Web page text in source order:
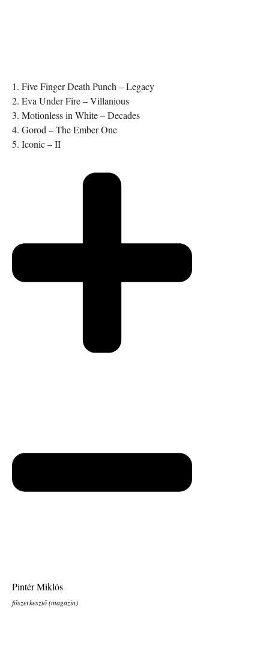
1. Five Finger Death Punch – Legacy
2. Eva Under Fire – Villanious
3. Motionless in White – Decades
4. Gorod – The Ember One
5. Iconic – II
Pintér Miklós
főszerkesztő (magazin)